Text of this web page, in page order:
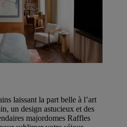
laissant la part belle à l’art
un design astucieux et des
majordomes Raffles